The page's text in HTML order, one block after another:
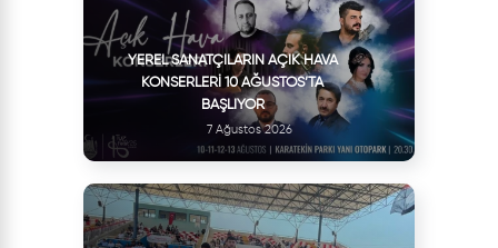
YEREL SANATÇILARIN AÇIK HAVA
KONSERLERI 10 AĞUSTOS’TA
BAŞLIYOR
7 Ağustos 2026